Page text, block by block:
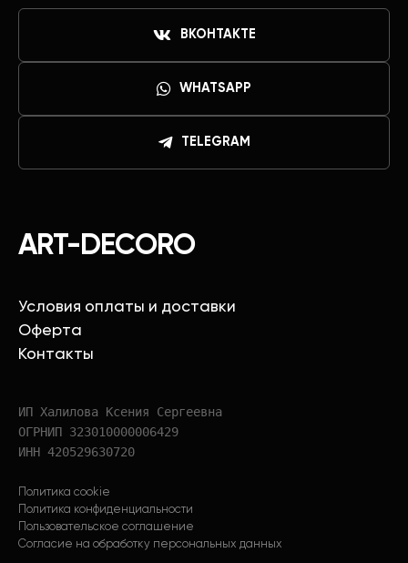
ART-DECORO
Условия оплаты и доставки
Оферта
Контакты
ИП Халилова Ксения Сергеевна
ОГРНИП 323010000006429
ИНН 420529630720
Политика cookie
Политика конфиденциальности
Пользовательское соглашение
Согласие на обработку персональных данных
ВКОНТАКТЕ
WHATSAPP
TELEGRAM